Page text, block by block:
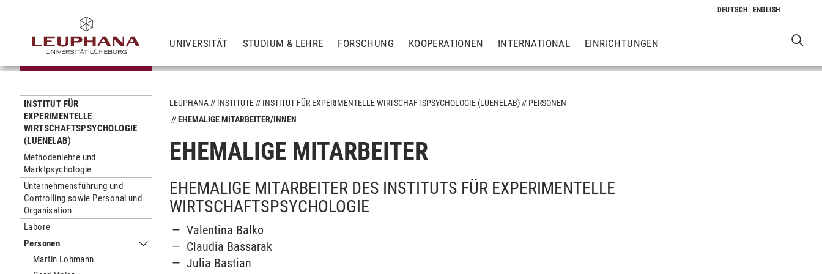
UNIVERSITÄT STUDIUM & LEHRE FORSCHUNG KOOPERATIONEN INTERNATIONAL EINRICHTUNGEN
INSTITUT FÜR
EXPERIMENTELLE
WIRTSCHAFTSPSYCHOLOGIE
(LUENELAB)
Methodenlehre und
Marktpsychologie
Unternehmensführung und
Controlling sowie Personal und
Organisation
Labore
Personen
Untermenu Personen
Martin Lohmann
LEUPHANA INSTITUTE INSTITUT FÜR EXPERIMENTELLE WIRTSCHAFTSPSYCHOLOGIE (LUENELAB)
PERSONEN
EHEMALIGE MITARBEITER/INNEN
EHEMALIGE MITARBEITER
EHEMALIGE MITARBEITER DES INSTITUTS FÜR EXPERIMENTELLE
WIRTSCHAFTSPSYCHOLOGIE
Valentina Balko
Claudia Bassarak
Julia Bastian